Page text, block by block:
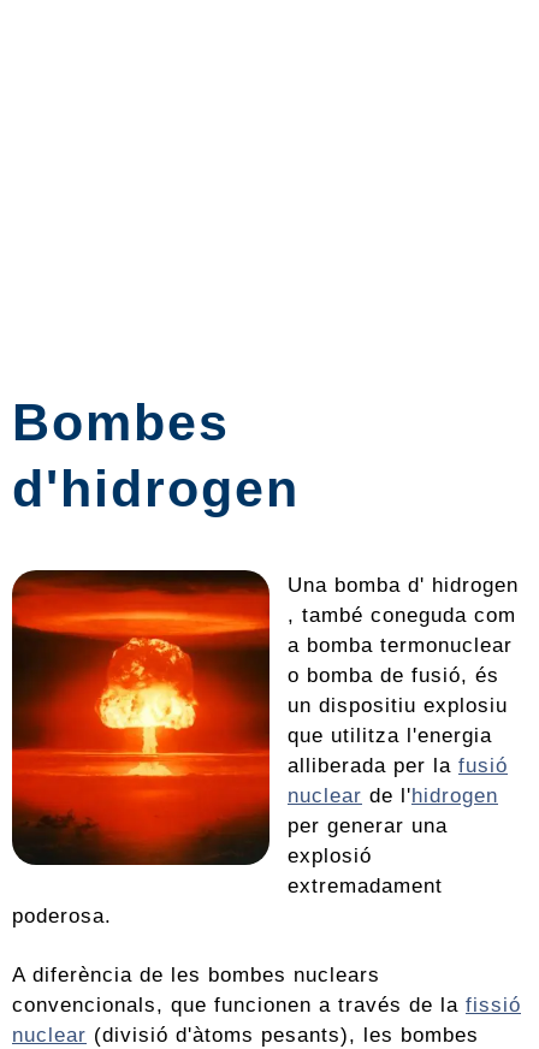
Bombes
d'hidrogen
Una bomba d' hidrogen
, també coneguda com
a bomba termonuclear
o bomba de fusió, és
un dispositiu explosiu
que utilitza l'energia
alliberada per la fusió
nuclear de l'hidrogen
per generar una
explosió
extremadament
poderosa.
A diferència de les bombes nuclears
convencionals, que funcionen a través de la fissió
nuclear (divisió d'àtoms pesants), les bombes